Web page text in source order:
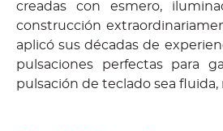
creadas con esmero,
construcción
aplicó sus décadas de
pulsaciones perfectas para
pulsación de teclado sea fluida,